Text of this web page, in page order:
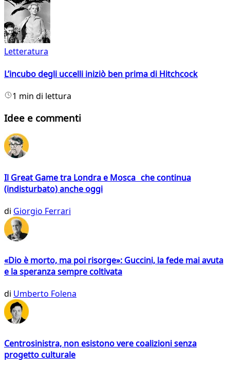
Letteratura
L’incubo degli uccelli iniziò ben prima di Hitchcock
1 min di lettura
Idee e commenti
Il Great Game tra Londra e Mosca che continua
(indisturbato) anche oggi
di Giorgio Ferrari
«Dio è morto, ma poi risorge»: Guccini, la fede mai avuta
e la speranza sempre coltivata
di Umberto Folena
Centrosinistra, non esistono vere coalizioni senza
progetto culturale